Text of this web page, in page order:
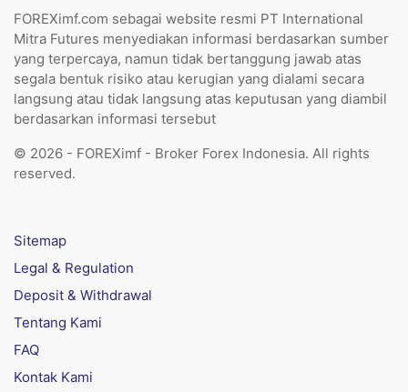
FOREXimf.com sebagai website resmi PT International
Mitra Futures menyediakan informasi berdasarkan sumber
yang terpercaya, namun tidak bertanggung jawab atas
segala bentuk risiko atau kerugian yang dialami secara
langsung atau tidak langsung atas keputusan yang diambil
berdasarkan informasi tersebut
© 2026 - FOREXimf - Broker Forex Indonesia. All rights
reserved.
Sitemap
Legal & Regulation
Deposit & Withdrawal
Tentang Kami
FAQ
Kontak Kami